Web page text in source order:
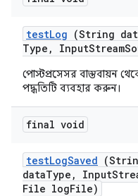
testLog (String
Type , InputStream
পোস্টপ্রসেসর বাস্তবায়ন
পদ্ধতিটি ব্যবহার করুন।
final void
testLogSaved
dataType , Input
File logFile)